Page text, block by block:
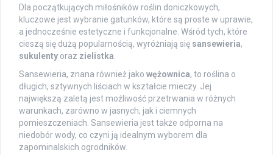
Dla początkujących miłośników roślin doniczkowych,
kluczowe jest wybranie gatunków, które są proste w uprawie,
a jednocześnie estetyczne i funkcjonalne. Wśród tych, które
cieszą się dużą popularnością, wyróżniają się sansewieria,
sukulenty oraz zielistka.
Sansewieria, znana również jako wężownica, to roślina o
długich, sztywnych liściach w kształcie mieczy. Jej
największą zaletą jest możliwość przetrwania w różnych
warunkach, zarówno w jasnych, jak i ciemnych
pomieszczeniach. Sansewieria jest także odporna na
niedobór wody, co czyni ją idealnym wyborem dla
zapominalskich ogrodników.